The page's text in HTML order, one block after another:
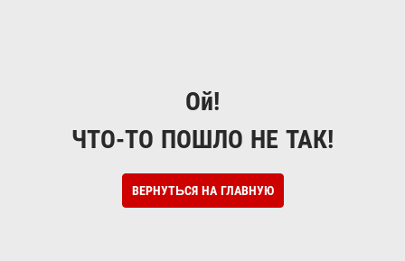
Ой!
ЧТО-ТО ПОШЛО НЕ ТАК!
ВЕРНУТЬСЯ НА ГЛАВНУЮ